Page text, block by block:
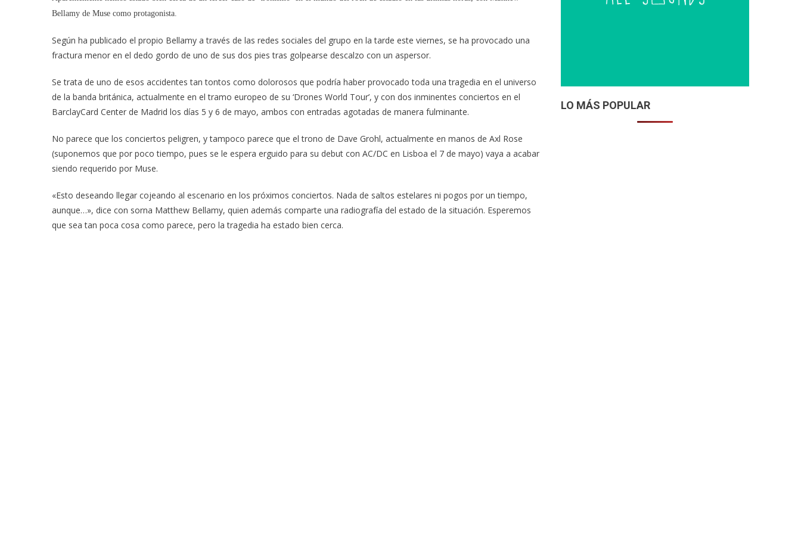
Bellamy de Muse como protagonista.
Según ha publicado el propio Bellamy a través de las redes sociales del grupo en la tarde este viernes, se ha provocado una
fractura menor en el dedo gordo de uno de sus dos pies tras golpearse descalzo con un aspersor.
Se trata de uno de esos accidentes tan tontos como dolorosos que podría haber provocado toda una tragedia en el universo
de la banda británica, actualmente en el tramo europeo de su ‘Drones World Tour’, y con dos inminentes conciertos en el
BarclayCard Center de Madrid los días 5 y 6 de mayo, ambos con entradas agotadas de manera fulminante.
No parece que los conciertos peligren, y tampoco parece que el trono de Dave Grohl, actualmente en manos de Axl Rose
(suponemos que por poco tiempo, pues se le espera erguido para su debut con AC/DC en Lisboa el 7 de mayo) vaya a acabar
siendo requerido por Muse.
«Esto deseando llegar cojeando al escenario en los próximos conciertos. Nada de saltos estelares ni pogos por un tiempo,
aunque…», dice con sorna Matthew Bellamy, quien además comparte una radiografía del estado de la situación. Esperemos
que sea tan poca cosa como parece, pero la tragedia ha estado bien cerca.
LO MÁS POPULAR